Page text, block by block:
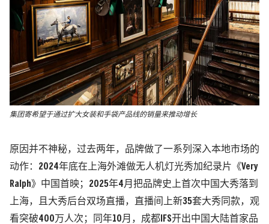
集团寄希望于通过扩大女装和手袋产品线的销量来推动增长
原因并不神秘，过去两年，品牌做了一系列深入本地市场的
动作：2024年底在上海外滩做无人机灯光秀加纪录片《Very
Ralph》中国首映；2025年4月把品牌史上首次中国大秀落到
上海，且大秀后台双场直播，直播间上新35套大秀同款，观
看突破400万人次；同年10月，成都IFS开出中国大陆首家品